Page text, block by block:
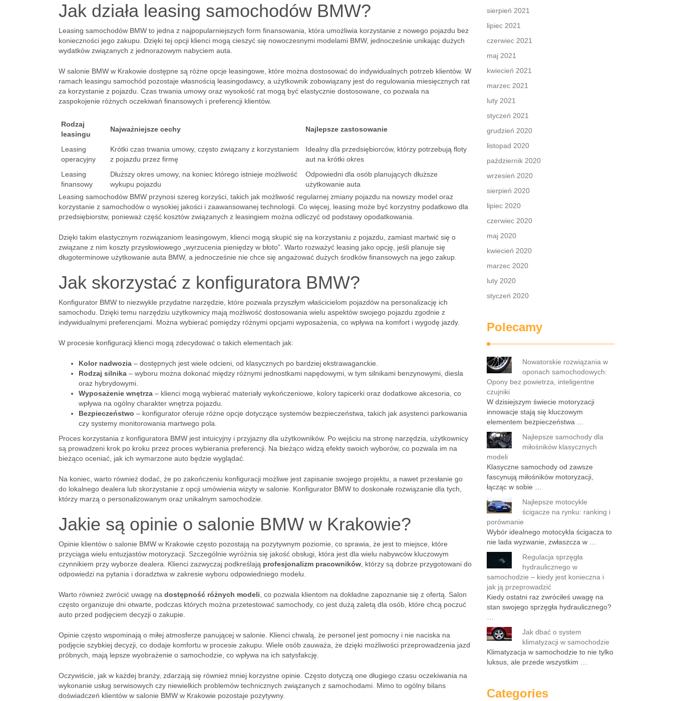
Jak działa leasing samochodów BMW?
Leasing samochodów BMW to jedna z najpopularniejszych form finansowania, która umożliwia korzystanie z nowego pojazdu bez
konieczności jego zakupu. Dzięki tej opcji klienci mogą cieszyć się nowoczesnymi modelami BMW, jednocześnie unikając dużych
wydatków związanych z jednorazowym nabyciem auta.
W salonie BMW w Krakowie dostępne są różne opcje leasingowe, które można dostosować do indywidualnych potrzeb klientów. W
ramach leasingu samochód pozostaje własnością leasingodawcy, a użytkownik zobowiązany jest do regulowania miesięcznych rat
za korzystanie z pojazdu. Czas trwania umowy oraz wysokość rat mogą być elastycznie dostosowane, co pozwala na
zaspokojenie różnych oczekiwań finansowych i preferencji klientów.
Rodzaj
leasingu
Najważniejsze cechy Najlepsze zastosowanie
Leasing
operacyjny
Krótki czas trwania umowy, często związany z korzystaniem
z pojazdu przez firmę
Idealny dla przedsiębiorców, którzy potrzebują floty
aut na krótki okres
Leasing
finansowy
Dłuższy okres umowy, na koniec którego istnieje możliwość
wykupu pojazdu
Odpowiedni dla osób planujących dłuższe
użytkowanie auta
Leasing samochodów BMW przynosi szereg korzyści, takich jak możliwość regularnej zmiany pojazdu na nowszy model oraz
korzystanie z samochodów o wysokiej jakości i zaawansowanej technologii. Co więcej, leasing może być korzystny podatkowo dla
przedsiębiorstw, ponieważ część kosztów związanych z leasingiem można odliczyć od podstawy opodatkowania.
Dzięki takim elastycznym rozwiązaniom leasingowym, klienci mogą skupić się na korzystaniu z pojazdu, zamiast martwić się o
związane z nim koszty przysłowiowego „wyrzucenia pieniędzy w błoto”. Warto rozważyć leasing jako opcję, jeśli planuje się
długoterminowe użytkowanie auta BMW, a jednocześnie nie chce się angażować dużych środków finansowych na jego zakup.
Jak skorzystać z konfiguratora BMW?
Konfigurator BMW to niezwykle przydatne narzędzie, które pozwala przyszłym właścicielom pojazdów na personalizację ich
samochodu. Dzięki temu narzędziu użytkownicy mają możliwość dostosowania wielu aspektów swojego pojazdu zgodnie z
indywidualnymi preferencjami. Można wybierać pomiędzy różnymi opcjami wyposażenia, co wpływa na komfort i wygodę jazdy.
W procesie konfiguracji klienci mogą zdecydować o takich elementach jak:
Kolor nadwozia – dostępnych jest wiele odcieni, od klasycznych po bardziej ekstrawaganckie.
Rodzaj silnika – wyboru można dokonać między różnymi jednostkami napędowymi, w tym silnikami benzynowymi, diesla
oraz hybrydowymi.
Wyposażenie wnętrza – klienci mogą wybierać materiały wykończeniowe, kolory tapicerki oraz dodatkowe akcesoria, co
wpływa na ogólny charakter wnętrza pojazdu.
Bezpieczeństwo – konfigurator oferuje różne opcje dotyczące systemów bezpieczeństwa, takich jak asystenci parkowania
czy systemy monitorowania martwego pola.
Proces korzystania z konfiguratora BMW jest intuicyjny i przyjazny dla użytkowników. Po wejściu na stronę narzędzia, użytkownicy
są prowadzeni krok po kroku przez proces wybierania preferencji. Na bieżąco widzą efekty swoich wyborów, co pozwala im na
bieżąco oceniać, jak ich wymarzone auto będzie wyglądać.
Na koniec, warto również dodać, że po zakończeniu konfiguracji możliwe jest zapisanie swojego projektu, a nawet przesłanie go
do lokalnego dealera lub skorzystanie z opcji umówienia wizyty w salonie. Konfigurator BMW to doskonałe rozwiązanie dla tych,
którzy marzą o personalizowanym oraz unikalnym samochodzie.
Jakie są opinie o salonie BMW w Krakowie?
Opinie klientów o salonie BMW w Krakowie często pozostają na pozytywnym poziomie, co sprawia, że jest to miejsce, które
przyciąga wielu entuzjastów motoryzacji. Szczególnie wyróżnia się jakość obsługi, która jest dla wielu nabywców kluczowym
czynnikiem przy wyborze dealera. Klienci zazwyczaj podkreślają profesjonalizm pracowników , którzy są dobrze przygotowani do
odpowiedzi na pytania i doradztwa w zakresie wyboru odpowiedniego modelu.
Warto również zwrócić uwagę na dostępność różnych modeli , co pozwala klientom na dokładne zapoznanie się z ofertą. Salon
często organizuje dni otwarte, podczas których można przetestować samochody, co jest dużą zaletą dla osób, które chcą poczuć
auto przed podjęciem decyzji o zakupie.
Opinie często wspominają o miłej atmosferze panującej w salonie. Klienci chwalą, że personel jest pomocny i nie naciska na
podjęcie szybkiej decyzji, co dodaje komfortu w procesie zakupu. Wiele osób zauważa, że dzięki możliwości przeprowadzenia jazd
próbnych, mają lepsze wyobrażenie o samochodzie, co wpływa na ich satysfakcję.
Oczywiście, jak w każdej branży, zdarzają się również mniej korzystne opinie. Często dotyczą one długiego czasu oczekiwania na
wykonanie usług serwisowych czy niewielkich problemów technicznych związanych z samochodami. Mimo to ogólny bilans
doświadczeń klientów w salonie BMW w Krakowie pozostaje pozytywny.
sierpień 2021
lipiec 2021
czerwiec 2021
maj 2021
kwiecień 2021
marzec 2021
luty 2021
styczeń 2021
grudzień 2020
listopad 2020
październik 2020
wrzesień 2020
sierpień 2020
lipiec 2020
czerwiec 2020
maj 2020
kwiecień 2020
marzec 2020
luty 2020
styczeń 2020
Polecamy
Nowatorskie rozwiązania w
oponach samochodowych:
Opony bez powietrza, inteligentne
czujniki
W dzisiejszym świecie motoryzacji
innowacje stają się kluczowym
elementem bezpieczeństwa …
Najlepsze samochody dla
miłośników klasycznych
modeli
Klasyczne samochody od zawsze
fascynują miłośników motoryzacji,
łącząc w sobie …
Najlepsze motocykle
ścigacze na rynku: ranking i
porównanie
Wybór idealnego motocykla ścigacza to
nie lada wyzwanie, zwłaszcza w …
Regulacja sprzęgła
hydraulicznego w
samochodzie – kiedy jest konieczna i
jak ją przeprowadzić
Kiedy ostatni raz zwróciłeś uwagę na
stan swojego sprzęgła hydraulicznego?
Jak dbać o system
klimatyzacji w samochodzie
Klimatyzacja w samochodzie to nie tylko
luksus, ale przede wszystkim …
Categories